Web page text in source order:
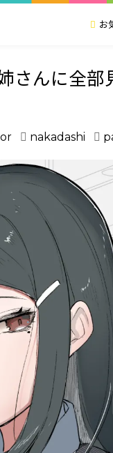
お
んに全部
nakadashi